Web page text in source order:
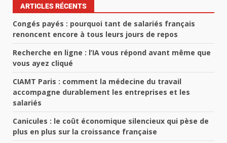
ARTICLES RÉCENTS
Congés payés : pourquoi tant de salariés français
renoncent encore à tous leurs jours de repos
Recherche en ligne : l’IA vous répond avant même que
vous ayez cliqué
CIAMT Paris : comment la médecine du travail
accompagne durablement les entreprises et les
salariés
Canicules : le coût économique silencieux qui pèse de
plus en plus sur la croissance française